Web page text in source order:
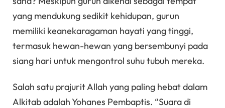
yang mendukung sedikit kehidupan, gurun
memiliki keanekaragaman hayati yang tinggi,
termasuk hewan-hewan yang bersembunyi pada
siang hari untuk mengontrol suhu tubuh mereka.
Salah satu prajurit Allah yang paling hebat dalam
Alkitab adalah Yohanes Pembaptis. “Suara di